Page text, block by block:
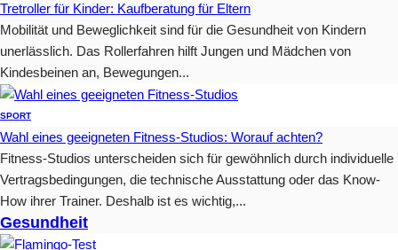
Tretroller für Kinder: Kaufberatung für Eltern
Mobilität und Beweglichkeit sind für die Gesundheit von Kindern
unerlässlich. Das Rollerfahren hilft Jungen und Mädchen von
Kindesbeinen an, Bewegungen...
SPORT
Wahl eines geeigneten Fitness-Studios: Worauf achten?
Fitness-Studios unterscheiden sich für gewöhnlich durch individuelle
Vertragsbedingungen, die technische Ausstattung oder das Know-
How ihrer Trainer. Deshalb ist es wichtig,...
Gesundheit